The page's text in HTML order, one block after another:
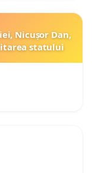
Nicușor Dan,
statului